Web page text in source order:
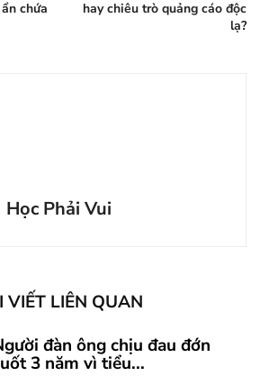
chứa
hay chiêu trò quảng cáo độc
lạ?
Học Phải Vui
VIẾT LIÊN QUAN
đàn ông chịu đau đớn
3 năm vì tiểu...